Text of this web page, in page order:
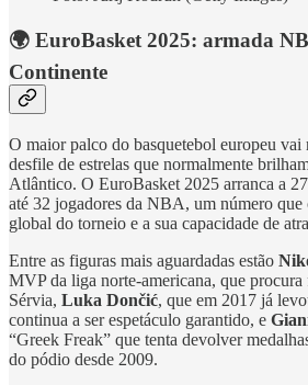
🌍 EuroBasket 2025: armada
Continente
O maior palco do basquetebol europeu vai
desfile de estrelas que normalmente
Atlântico. O EuroBasket 2025 arranca a
até 32 jogadores da NBA, um número que
global do torneio e a sua capacidade de
Entre as figuras mais aguardadas estão
MVP da liga norte-americana, que
Sérvia, Luka Dončić, que em 2017 já
continua a ser espetáculo garantido, e
“Greek Freak” que tenta devolver
do pódio desde 2009.